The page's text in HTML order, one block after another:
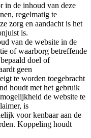
in de inhoud van deze
regelmatig te
zorg en aandacht is het
is.
van de website in de
of waarborg betreffende
doel of
geen
te worden toegebracht
houdt met het gebruik
de website te
is
voor kenbaar aan de
Koppeling houdt